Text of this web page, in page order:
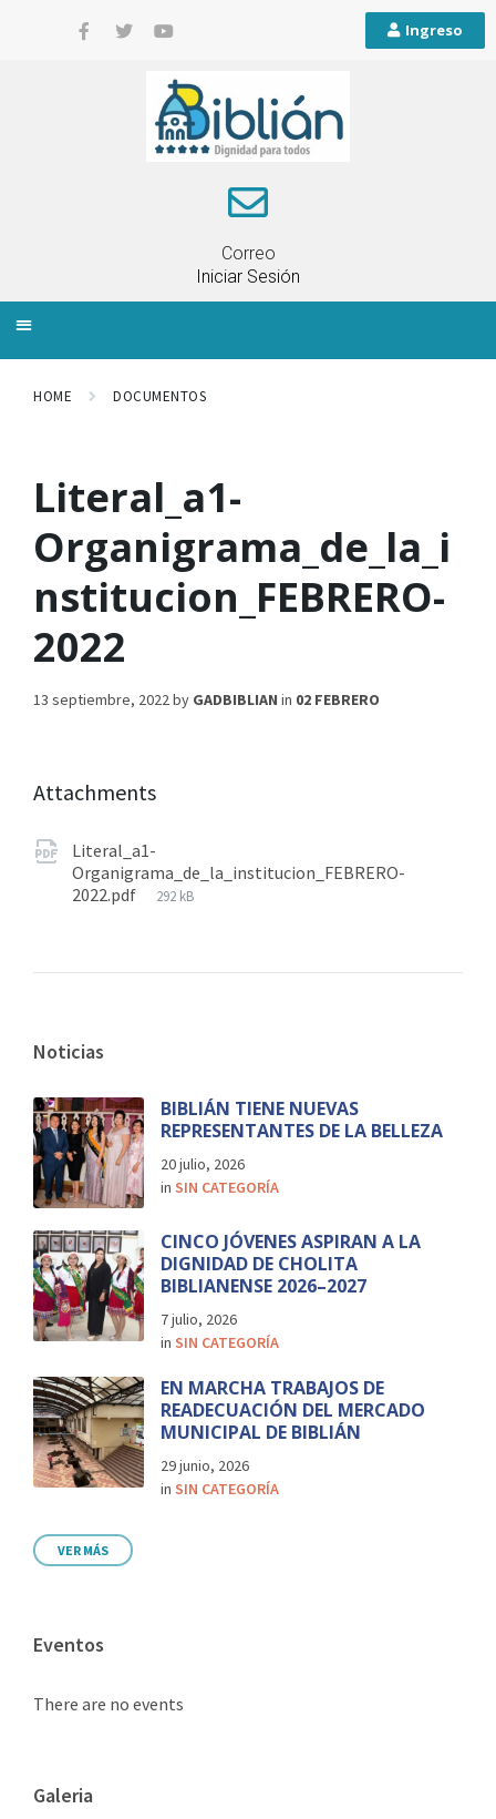
Ingreso
Correo
Iniciar Sesión
HOME DOCUMENTOS
Literal_a1-
Organigrama_de_la_i
nstitucion_FEBRERO-
2022
13 septiembre, 2022by GADBIBLIAN in 02 FEBRERO
Attachments
Literal_a1-
Organigrama_de_la_institucion_FEBRERO-
2022.pdf
292 kB
Noticias
BIBLIÁN TIENE NUEVAS
REPRESENTANTES DE LA BELLEZA
20 julio, 2026
in SIN CATEGORÍA
CINCO JÓVENES ASPIRAN A LA
DIGNIDAD DE CHOLITA
BIBLIANENSE 2026–2027
7 julio, 2026
in SIN CATEGORÍA
EN MARCHA TRABAJOS DE
READECUACIÓN DEL MERCADO
MUNICIPAL DE BIBLIÁN
29 junio, 2026
in SIN CATEGORÍA
VER MÁS
Eventos
There are no events
Galeria